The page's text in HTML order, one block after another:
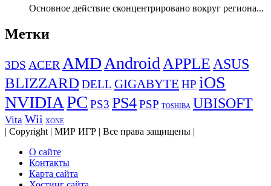
Основное действие сконцентрировано вокруг региона...
Метки
3DS ACERAMDAndroidAPPLEASUS
BLIZZARD DELL GIGABYTE HP iOS
NVIDIAPC PS3 PS4PSP TOSHIBA UBISOFT
Vita Wii XONE
| Copyright | МИР ИГР | Все права защищены |
О сайте
Контакты
Карта сайта